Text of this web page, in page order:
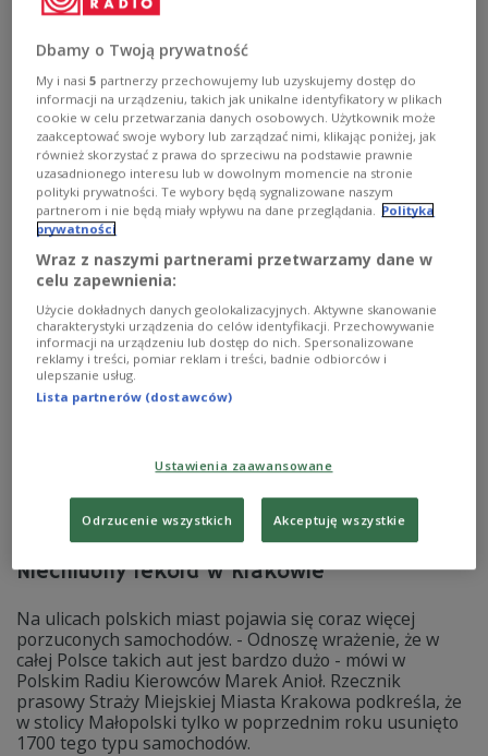
Jazda w korku. Jak radzić sobie ze
stresem i czy można się na niego
przygotować?
Jazda w korku to ogromne obciążenie psychologiczne i
fizyczne. Stres powoduje szybsze zmęczenie i jest
szkodliwe dla układu krążenie i nerwowego. Czy można
przygotować się na stres? Jak sobie z nim radzić kiedy
już się pojawi?
Zobacz więcej na temat:
radio kierowców online
Polskie Radio Kierowców
korki
bezpieczeństwo na drodze kierowcy psychologia
Polacy na potęgę porzucają samochody.
Niechlubny rekord w Krakowie
Na ulicach polskich miast pojawia się coraz więcej
porzuconych samochodów. - Odnoszę wrażenie, że w
całej Polsce takich aut jest bardzo dużo - mówi w
Polskim Radiu Kierowców Marek Anioł. Rzecznik
prasowy Straży Miejskiej Miasta Krakowa podkreśla, że
w stolicy Małopolski tylko w poprzednim roku usunięto
1700 tego typu samochodów.
Dbamy o Twoją prywatność
My i nasi5 partnerzy przechowujemy lub uzyskujemy dostęp do
informacji na urządzeniu, takich jak unikalne identyfikatory w plikach
cookie w celu przetwarzania danych osobowych. Użytkownik może
zaakceptować swoje wybory lub zarządzać nimi, klikając poniżej, jak
również skorzystać z prawa do sprzeciwu na podstawie prawnie
uzasadnionego interesu lub w dowolnym momencie na stronie
polityki prywatności. Te wybory będą sygnalizowane naszym
partnerom i nie będą miały wpływu na dane przeglądania. Polityka
prywatności
Wraz z naszymi partnerami przetwarzamy dane w
celu zapewnienia:
Użycie dokładnych danych geolokalizacyjnych. Aktywne skanowanie
charakterystyki urządzenia do celów identyfikacji. Przechowywanie
informacji na urządzeniu lub dostęp do nich. Spersonalizowane
reklamy i treści, pomiar reklam i treści, badnie odbiorców i
ulepszanie usług.
Lista partnerów (dostawców)
Ustawienia zaawansowane
Odrzucenie wszystkich Akceptuję wszystkie